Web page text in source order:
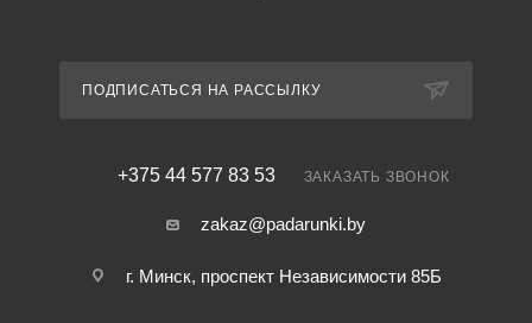
ПОДПИСАТЬСЯ НА РАССЫЛКУ
+375 44 577 83 53 ЗАКАЗАТЬ ЗВОНОК
zakaz@padarunki.by
г. Минск, проспект Независимости 85Б